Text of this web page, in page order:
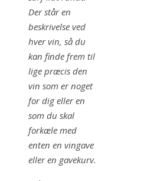
Der står en
beskrivelse ved
hver vin, så du
kan finde frem til
lige præcis den
vin som er noget
for dig eller en
som du skal
forkæle med
enten en vingave
eller en gavekurv.